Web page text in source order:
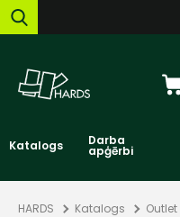
Katalogs Darba
apģērbi
HARDS Katalogs Outlet